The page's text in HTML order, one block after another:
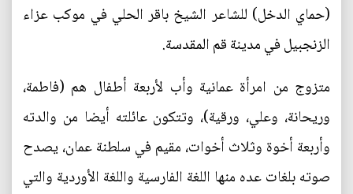
(حماي الدخل) للشاعر الشيخ باقر الحلي في موكب عزاء
الزنجبيل في مدينة قم المقدسة.
متزوج من امرأة عمانية وأب لأربعة أطفال هم (فاطمة،
وريحانة، وعلي، ورقية)، وتتكون عائلته أيضا من والدته
وأربعة أخوة وثلاث أخوات، مقيم في سلطنة عمان، يصدح
صوته بلغات عده منها اللغة الفارسية واللغة الأوردية والتي